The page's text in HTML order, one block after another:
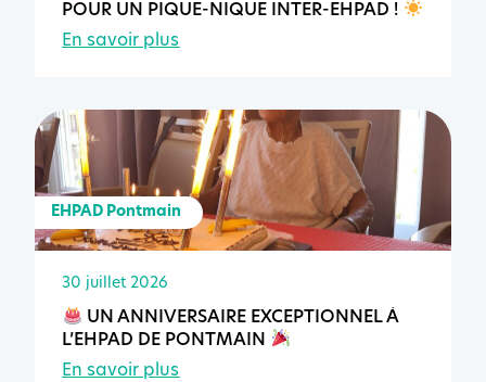
POUR UN PIQUE-NIQUE INTER-EHPAD !
En savoir plus
EHPAD Pontmain
30 juillet 2026
UN ANNIVERSAIRE EXCEPTIONNEL À
L’EHPAD DE PONTMAIN
En savoir plus